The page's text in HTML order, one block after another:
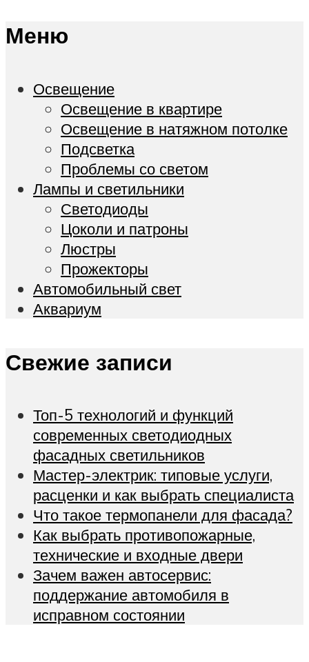
Меню
Освещение
Освещение в квартире
Освещение в натяжном потолке
Подсветка
Проблемы со светом
Лампы и светильники
Светодиоды
Цоколи и патроны
Люстры
Прожекторы
Автомобильный свет
Аквариум
Свежие записи
Топ-5 технологий и функций
современных светодиодных
фасадных светильников
Мастер-электрик: типовые услуги,
расценки и как выбрать специалиста
Что такое термопанели для фасада?
Как выбрать противопожарные,
технические и входные двери
Зачем важен автосервис:
поддержание автомобиля в
исправном состоянии